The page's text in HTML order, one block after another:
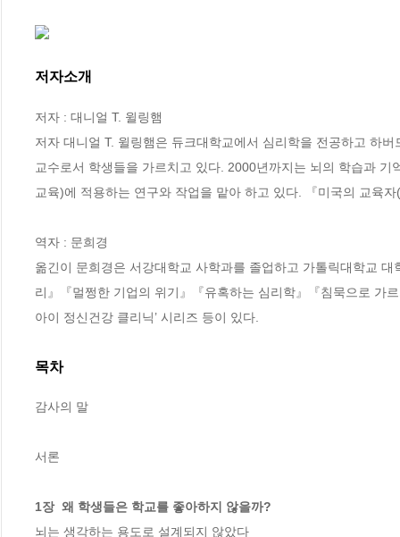
저자소개
저자 : 대니얼 T. 윌링햄
저자 대니얼 T. 윌링햄은 듀크대학교에서 심리학을 전공하고 하
교수로서 학생들을 가르치고 있다. 2000년까지는 뇌의 학습과
교육)에 적용하는 연구와 작업을 맡아 하고 있다. 『미국의 교육
역자 : 문희경
옮긴이 문희경은 서강대학교 사학과를 졸업하고 가톨릭대학교
리』『멀쩡한 기업의 위기』『유혹하는 심리학』『침묵으로 가
아이 정신건강 클리닉’ 시리즈 등이 있다.
목차
감사의 말
서론
1장  왜 학생들은 학교를 좋아하지 않을까?
뇌는 생각하는 용도로 설계되지 않았다